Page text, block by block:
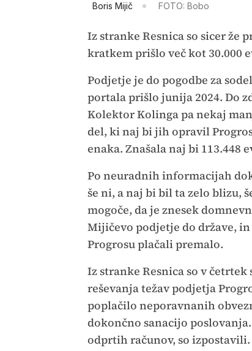
Boris Mijič FOTO: Bobo
Iz stranke Resnica so sicer že
kratkem prišlo več kot 30.000
Podjetje je do pogodbe za
portala prišlo junija 2024. Do
Kolektor Kolinga pa nekaj
del, ki naj bi jih opravil
enaka. Znašala naj bi 113.448
Po neuradnih informacijah
še ni, a naj bi bil ta zelo blizu,
mogoče, da je znesek
Mijičevo podjetje do države,
Progrosu plačali premalo.
Iz stranke Resnica so v
reševanja težav podjetja
poplačilo neporavnanih
dokončno sanacijo
odprtih računov, so izpostavili.